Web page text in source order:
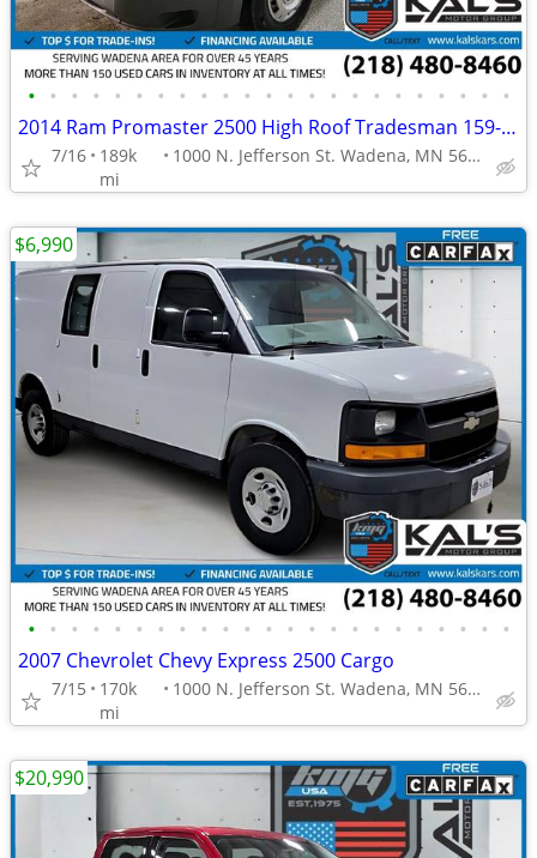
• • • • • • • • • • • • • • • • • • • • • • •
2014 Ram Promaster 2500 High Roof Tradesman 159-in WB Work Van
7/16
189k
mi
1000 N. Jefferson St. Wadena, MN 56482
• • • • • • • • • • • • • • • • • • • • • • •
2007 Chevrolet Chevy Express 2500 Cargo
7/15
170k
mi
1000 N. Jefferson St. Wadena, MN 56482
$6,990
$20,990